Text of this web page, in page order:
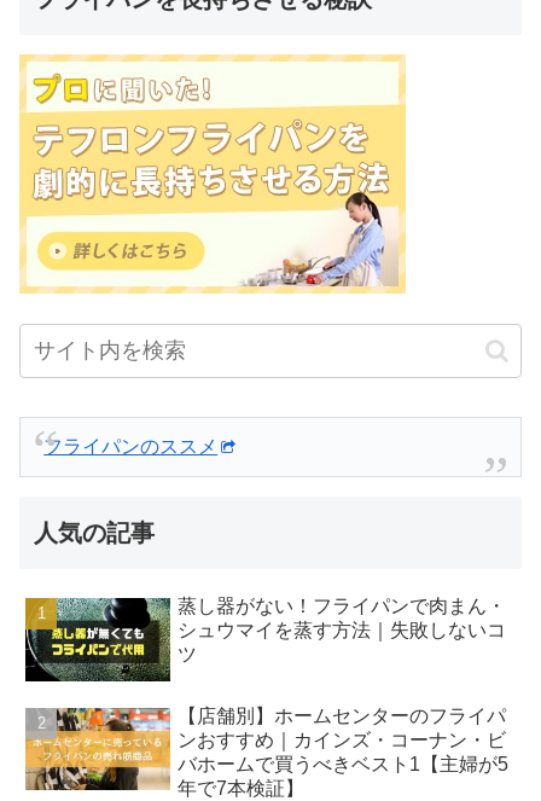
フライパンのススメ
人気の記事
蒸し器がない！フライパンで肉まん・
シュウマイを蒸す方法｜失敗しないコ
ツ
【店舗別】ホームセンターのフライパ
ンおすすめ｜カインズ・コーナン・ビ
バホームで買うべきベスト1【主婦が5
年で7本検証】